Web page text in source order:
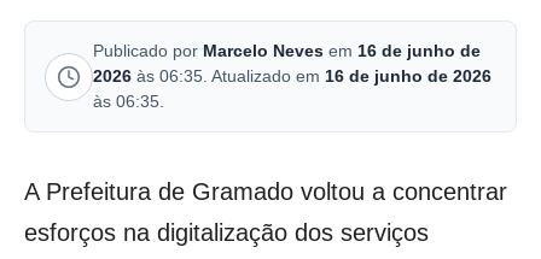
Publicado por Marcelo Neves em 16 de junho de
2026 às 06:35. Atualizado em 16 de junho de 2026
às 06:35.
A Prefeitura de Gramado voltou a concentrar
esforços na digitalização dos serviços